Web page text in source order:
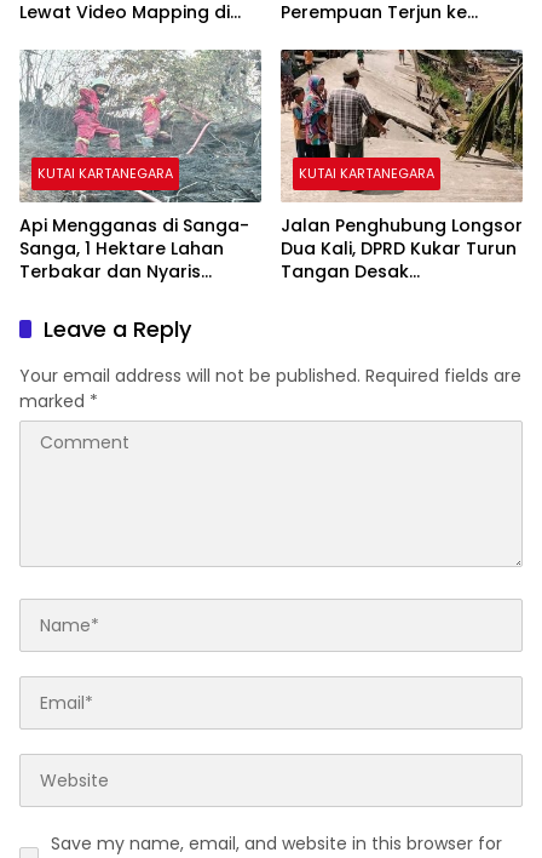
Lewat Video Mapping di
Perempuan Terjun ke
KUTAI KARTANEGARA
Api Mengganas di Sanga-
Sanga, 1 Hektare Lahan
Terbakar dan Nyaris
KUTAI KARTANEGARA
Jalan Penghubung Longsor
Dua Kali, DPRD Kukar Turun
Tangan Desak
Leave a Reply
Your email address will not be published. Required fields are
marked *
Save my name, email, and website in this browser for